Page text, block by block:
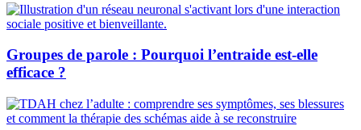
Groupes de parole : Pourquoi l’entraide est-elle
efficace ?